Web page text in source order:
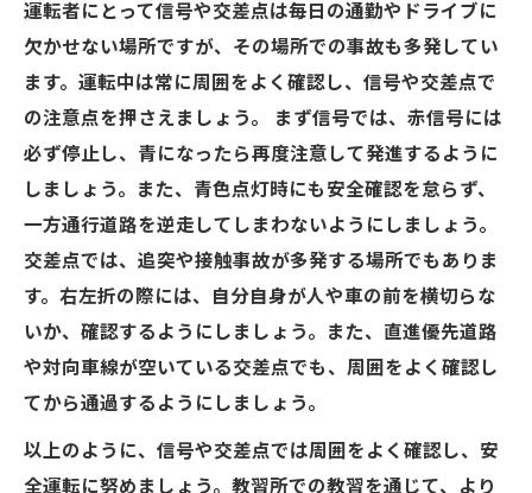
運転者にとって信号や交差点は毎日の通勤やドライブに
欠かせない場所ですが、その場所での事故も多発してい
ます。運転中は常に周囲をよく確認し、信号や交差点で
の注意点を押さえましょう。 まず信号では、赤信号には
必ず停止し、青になったら再度注意して発進するように
しましょう。また、青色点灯時にも安全確認を怠らず、
一方通行道路を逆走してしまわないようにしましょう。
交差点では、追突や接触事故が多発する場所でもありま
す。右左折の際には、自分自身が人や車の前を横切らな
いか、確認するようにしましょう。また、直進優先道路
や対向車線が空いている交差点でも、周囲をよく確認し
てから通過するようにしましょう。
以上のように、信号や交差点では周囲をよく確認し、安
全運転に努めましょう。教習所での教習を通じて、より